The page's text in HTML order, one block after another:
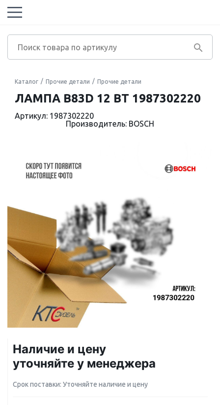
Каталог Прочие детали Прочие детали
ЛАМПА B83D 12 ВТ 1987302220
Артикул: 1987302220
Производитель: BOSCH
Наличие и цену
уточняйте у менеджера
Срок поставки: Уточняйте наличие и цену